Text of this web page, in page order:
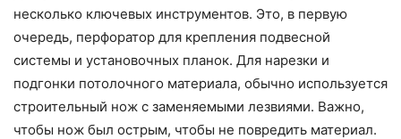
несколько ключевых инструментов. Это, в первую
очередь, перфоратор для крепления подвесной
системы и установочных планок. Для нарезки и
подгонки потолочного материала, обычно используется
строительный нож с заменяемыми лезвиями. Важно,
чтобы нож был острым, чтобы не повредить материал.